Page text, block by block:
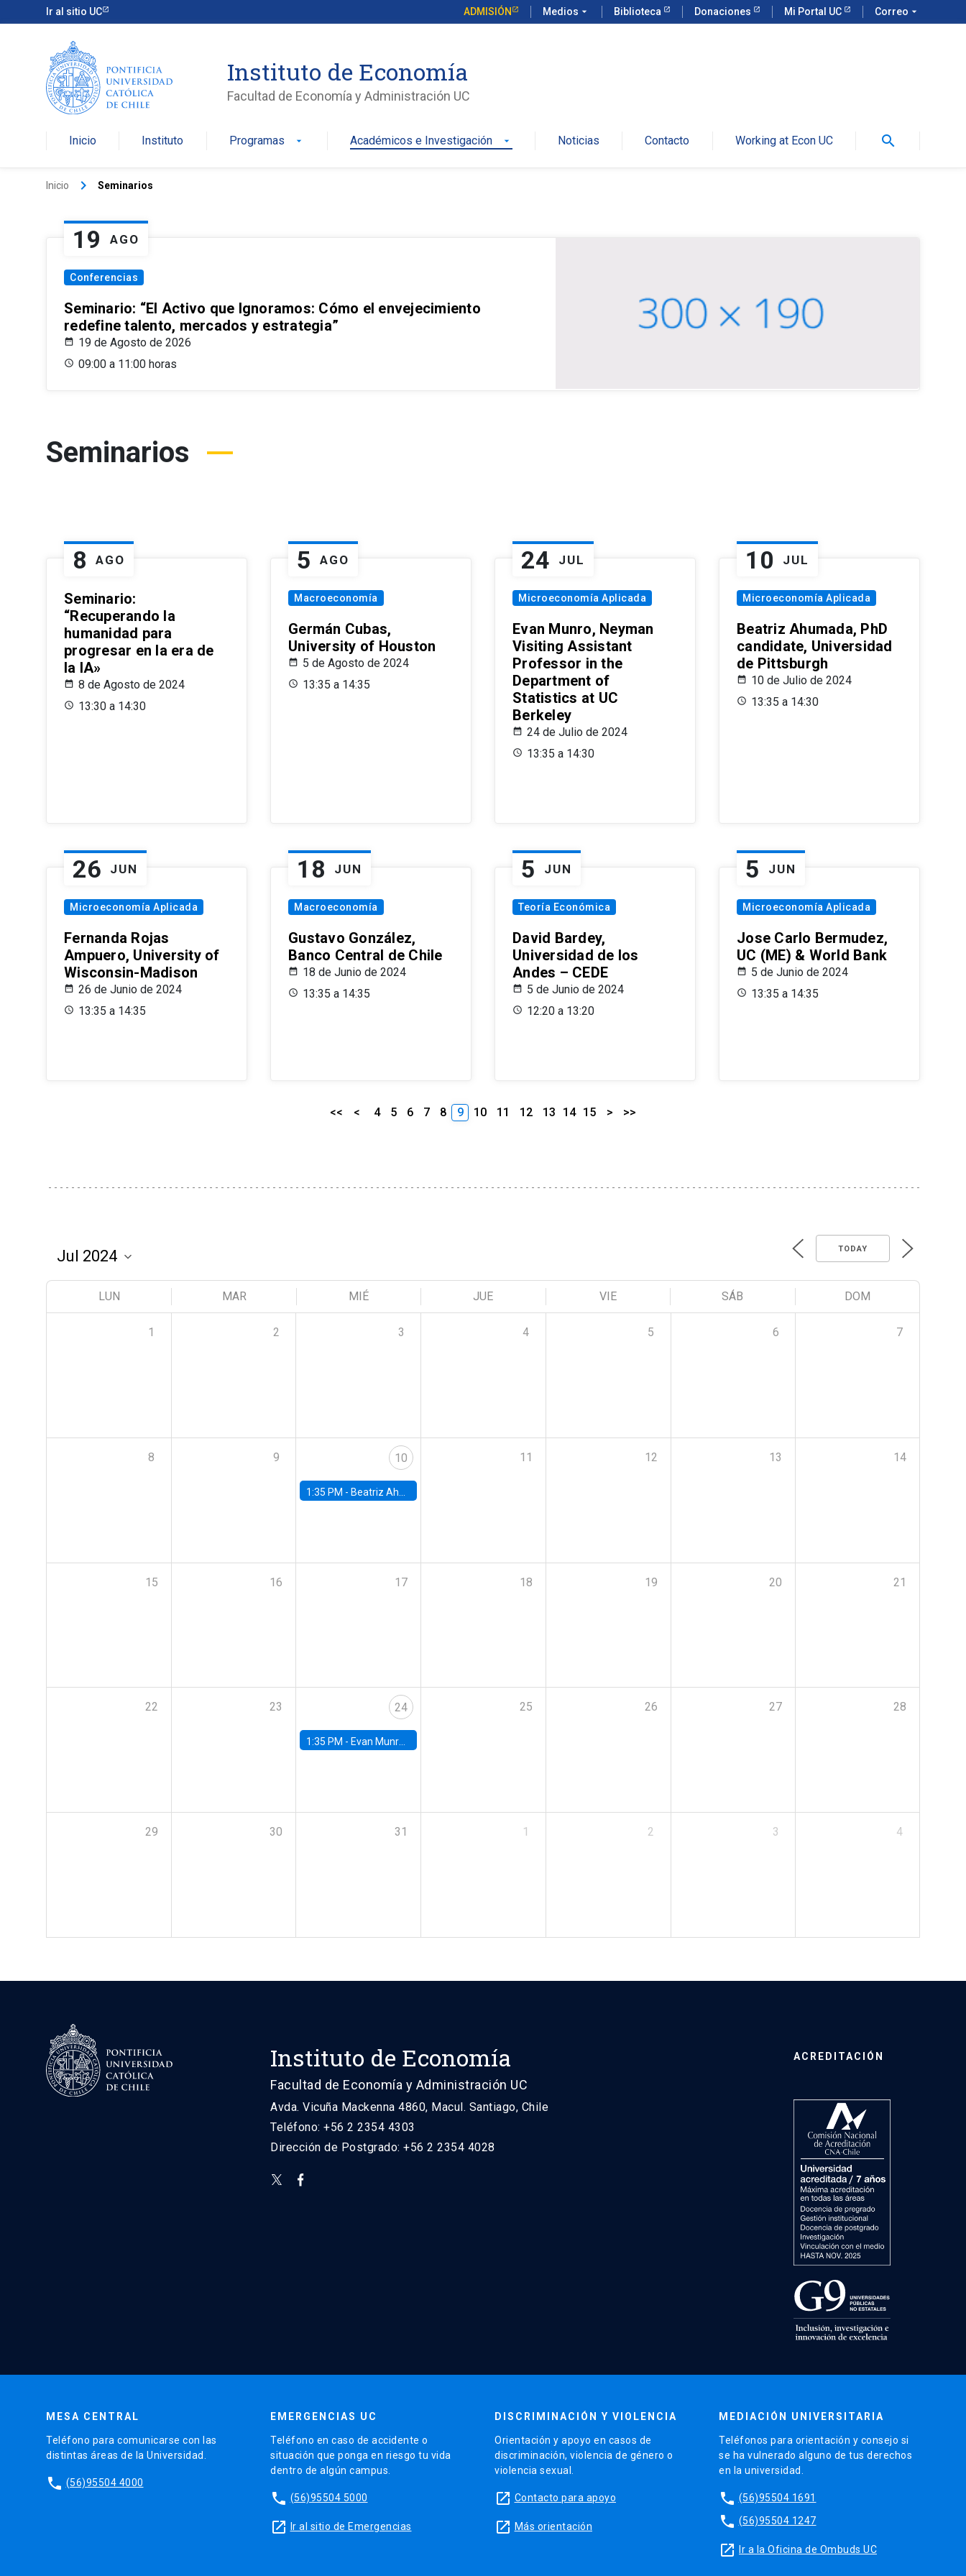
Ir al sitio UC ADMISIÓN Medios arrow_drop_down Biblioteca Donaciones Mi Portal UC Correo arrow_drop_down
Instituto de Economía
Facultad de Economía y Administración UC
Inicio Instituto Programas arrow_drop_down Académicos e Investigación arrow_drop_down Noticias Contacto Working at Econ UC search
Inicio keyboard_arrow_right Seminarios
19 AGO
Conferencias
Seminario: “El Activo que Ignoramos: Cómo el envejecimiento
redefine talento, mercados y estrategia”
19 de Agosto de 2026
09:00 a 11:00 horas
Seminarios
8 AGO
Seminario:
“Recuperando la
humanidad para
progresar en la era de
la IA»
8 de Agosto de 2024
13:30 a 14:30
5 AGO
Macroeconomía
Germán Cubas,
University of Houston
5 de Agosto de 2024
13:35 a 14:35
24 JUL
Microeconomía Aplicada
Evan Munro, Neyman
Visiting Assistant
Professor in the
Department of
Statistics at UC
Berkeley
24 de Julio de 2024
13:35 a 14:30
10 JUL
Microeconomía Aplicada
Beatriz Ahumada, PhD
candidate, Universidad
de Pittsburgh
10 de Julio de 2024
13:35 a 14:30
26 JUN
Microeconomía Aplicada
Fernanda Rojas
Ampuero, University of
Wisconsin-Madison
26 de Junio de 2024
13:35 a 14:35
18 JUN
Macroeconomía
Gustavo González,
Banco Central de Chile
18 de Junio de 2024
13:35 a 14:35
5 JUN
Teoría Económica
David Bardey,
Universidad de los
Andes – CEDE
5 de Junio de 2024
12:20 a 13:20
5 JUN
Microeconomía Aplicada
Jose Carlo Bermudez,
UC (ME) & World Bank
5 de Junio de 2024
13:35 a 14:35
<< < 4 5 6 7 8 9 10 11 12 13 14 15 > >>
TODAY
LUN MAR MIÉ JUE VIE SÁB DOM
1 2 3 4 5 6 7
8 9 10
1:35 PM - Beatriz Ahumada, PhD candidate, Universidad de Pittsburgh
11 12 13 14
15 16 17 18 19 20 21
22 23 24
1:35 PM - Evan Munro, Neyman Visiting Assistant Professor in the Department of Statistics at UC Berkeley
25 26 27 28
29 30 31 1 2 3 4
Instituto de Economía
Facultad de Economía y Administración UC
Avda. Vicuña Mackenna 4860, Macul. Santiago, Chile
Teléfono: +56 2 2354 4303
Dirección de Postgrado: +56 2 2354 4028
ACREDITACIÓN
MESA CENTRAL
Teléfono para comunicarse con las
distintas áreas de la Universidad.
phone (56)95504 4000
EMERGENCIAS UC
Teléfono en caso de accidente o
situación que ponga en riesgo tu vida
dentro de algún campus.
phone (56)95504 5000
launch Ir al sitio de Emergencias
DISCRIMINACIÓN Y VIOLENCIA
Orientación y apoyo en casos de
discriminación, violencia de género o
violencia sexual.
launch Contacto para apoyo
launch Más orientación
MEDIACIÓN UNIVERSITARIA
Teléfonos para orientación y consejo si
se ha vulnerado alguno de tus derechos
en la universidad.
phone (56)95504 1691
phone (56)95504 1247
launch Ir a la Oficina de Ombuds UC